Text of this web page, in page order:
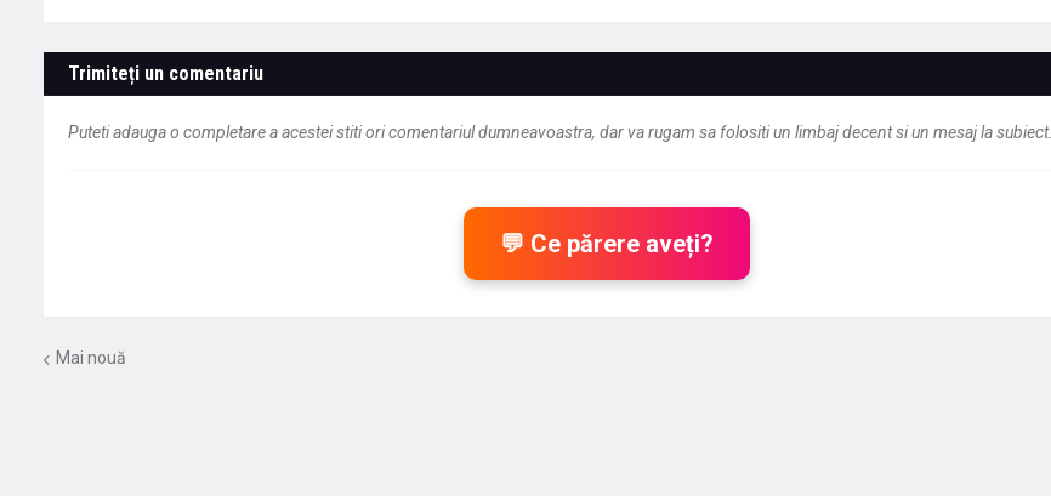
Trimiteți un comentariu
Puteti adauga o completare a acestei stiti ori comentariul dumneavoastra, dar va rugam sa folositi un limbaj decent si un mesaj la subiect.
💬 Ce părere aveți?
Mai nouă